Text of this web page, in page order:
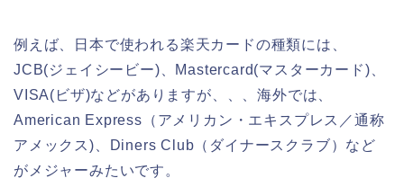
例えば、日本で使われる楽天カードの種類には、
JCB(ジェイシービー)、Mastercard(マスターカード)、
VISA(ビザ)などがありますが、、、海外では、
American Express（アメリカン・エキスプレス／通称
アメックス)、Diners Club（ダイナースクラブ）など
がメジャーみたいです。